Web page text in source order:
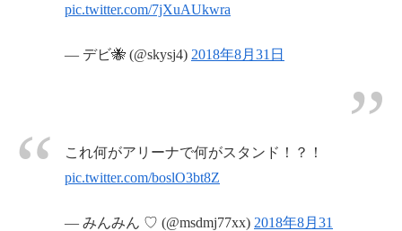
pic.twitter.com/7jXuAUkwra
— デビ🐝 (@skysj4) 2018年8月31日
これ何がアリーナで何がスタンド！？！
pic.twitter.com/boslO3bt8Z
— みんみん ♡ (@msdmj77xx) 2018年8月31